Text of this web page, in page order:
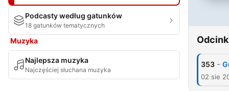
Podcasty według gatunków
18 gatunków tematycznych
Muzyka
Najlepsza muzyka
Najczęściej słuchana muzyka
353 -
02 sie